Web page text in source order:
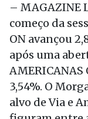
– MAGAZINE
começo da
ON avançou
após uma
AMERICANAS
3,54%. O
alvo de Via e